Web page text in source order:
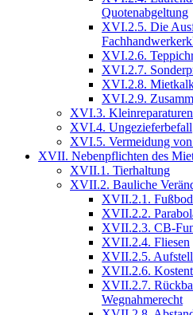
Quotenabgeltung
XVI.2.5. Die
XVI.2.6.
XVI.2.7.
XVI.2.8.
XVI.2.9.
XVI.3. Kleinreparaturen
XVI.4. Ungezieferbefall
XVI.5. Vermeidung von
XVII. Nebenpflichten des
XVII.1. Tierhaltung
XVII.2. Bauliche
XVII.2.1.
XVII.2.2.
XVII.2.3. CB-
XVII.2.4. Fliesen
XVII.2.5.
XVII.2.6.
XVII.2.7.
Wegnahmerecht